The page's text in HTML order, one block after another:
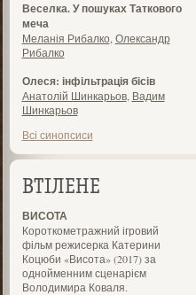
Веселка. У пошуках Таткового
меча
Меланія Рибалко Олександр
Рибалко
Олеся: інфільтрація бісів
Анатолій Шинкарьов, Вадим
Шинкарьов
Всі синопсиси
ВТІЛЕНЕ
ВИСОТА
Короткометражний ігровий
фільм режисерка Катерини
Коцюби «Висота» (2017) за
однойменним сценарієм
Володимира Коваля.